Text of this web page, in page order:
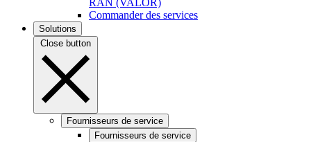
RAN (VALOR)
Commander des services
Solutions
Close button
Fournisseurs de service
Fournisseurs de service